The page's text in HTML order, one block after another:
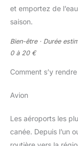
et emportez de
saison.
Bien-être · Durée
0 à 20 €
Comment s’y rendre
Avion
Les aéroports les
canée. Depuis l’un